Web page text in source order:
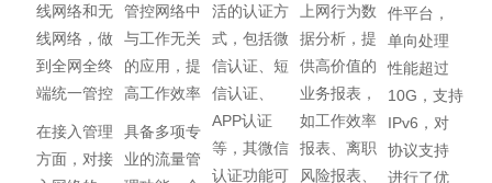
线网络和无
线网络，做
到全网全终
端统一管控
在接入管理
方面，对接
管控网络中
与工作无关
的应用，提
高工作效率
具备多项专
业的流量管
活的认证方
式，包括微
信认证、短
信认证、
APP认证
等，其微信
认证功能可
上网行为数
据分析，提
供高价值的
业务报表，
如工作效率
报表、离职
风险报表、
件平台，
单向处理
性能超过
10G，支持
IPv6，对
协议支持
进行了优